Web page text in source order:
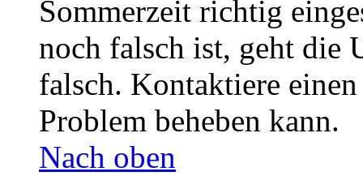
Sommerzeit richtig
noch falsch ist, geht die
falsch. Kontaktiere
Problem beheben kann.
Nach oben